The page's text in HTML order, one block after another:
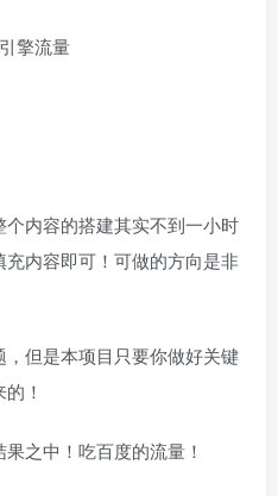
擎流量
内容的搭建其实不到一小时
内容即可！可做的方向是非
但是本项目只要你做好关键
！
之中！吃百度的流量！